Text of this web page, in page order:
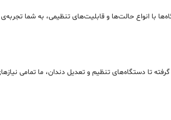
با انواع حالت‌ها و قابلیت‌های تنظیمی، به شما
تا دستگاه‌های تنظیم و تعدیل دندان، ما تمامی